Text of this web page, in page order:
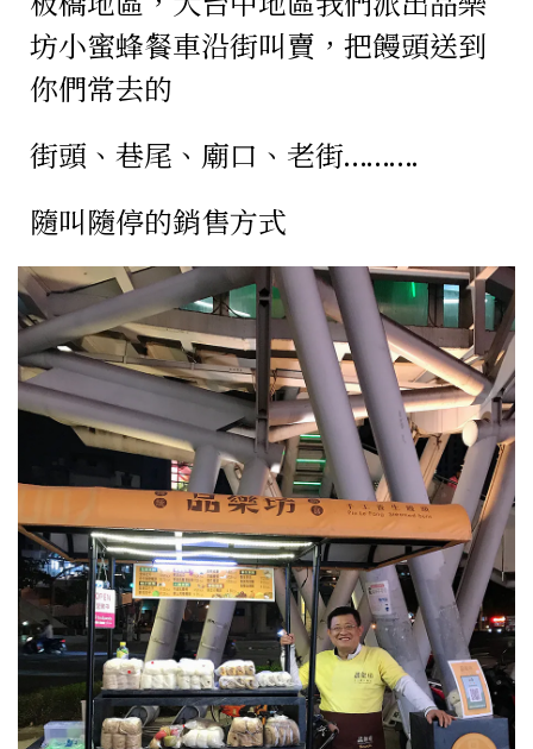
坊小蜜蜂餐車沿街叫賣，把饅頭送到
你們常去的
街頭、巷尾、廟口、老街……….
隨叫隨停的銷售方式